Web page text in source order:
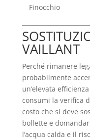
Finocchio
VAILLANT
Perché rimanere
probabilmente
un’elevata
consumi la verifica
costo che si deve
bollette e
l’acqua calda e il